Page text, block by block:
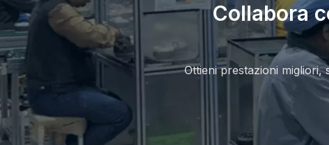
Collabora
Ottieni prestazioni